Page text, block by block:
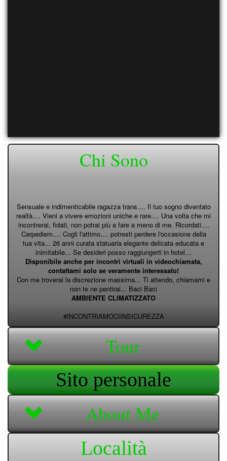
Chi Sono
Sensuale e indimenticabile ragazza trans.... Il tuo sogno diventato
realtà.... Vieni a vivere emozioni uniche e rare.... Una volta che mi
incontrerai, fidati, non potrai più a fare a meno di me. Ricordati....
Carpediem.... Cogli l'attimo.... potresti perdere l'occasione della
tua vita... 26 anni curata statuaria elegante delicata educata e
inimitabile... Se desideri posso raggiungerti in hotel…
Disponibile anche per incontri virtuali in videochiamata,
contattami solo se veramente interessato!
Con me troverai la discrezione massima... Ti attendo, chiamami e
non te ne pentirai... Baci Baci
AMBIENTE CLIMATIZZATO
#INCONTRIAMOCIINSICUREZZA
Tour
Sito personale
About Me
Località